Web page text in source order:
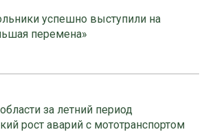
успешно выступили на
перемена»
за летний период
рост аварий с мототранспортом